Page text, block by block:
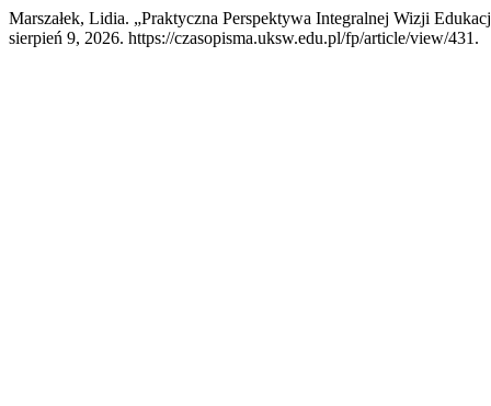
Marszałek, Lidia. „Praktyczna Perspektywa Integralnej Wizji
sierpień 9, 2026. https://czasopisma.uksw.edu.pl/fp/article/view/431.